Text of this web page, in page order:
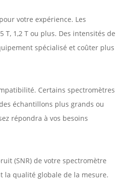
votre expérience. Les
1,2 T ou plus. Des intensités de
spécialisé et coûter plus
Certains spectromètres
échantillons plus grands ou
répondra à vos besoins
(SNR) de votre spectromètre
la qualité globale de la mesure.